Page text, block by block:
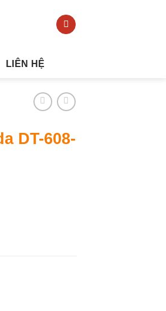
LIÊN HỆ
DT-608-